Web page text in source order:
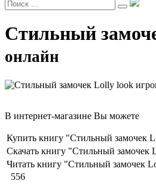
Стильный
онлайн
В интернет-магазине Вы можете
Купить книгу "Стильный замочек
Скачать книгу "Стильный замочек
Читать книгу "Стильный замочек
556